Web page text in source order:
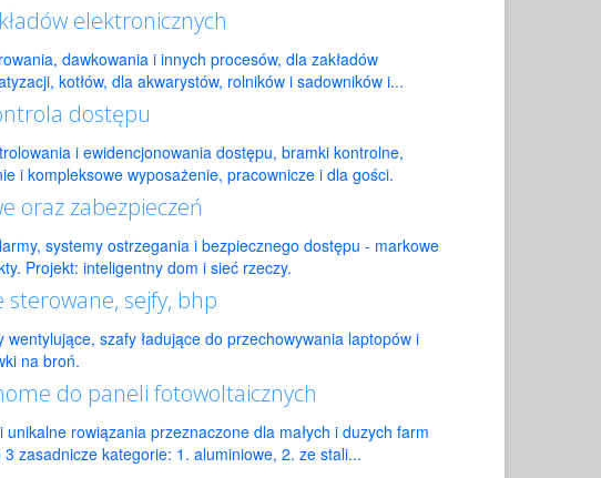
elektronicznych
dawkowania i innych procesów, dla zakładów
kotłów, dla akwarystów, rolników i sadowników i...
dostępu
i ewidencjonowania dostępu, bramki kontrolne,
i kompleksowe wyposażenie, pracownicze i dla gości.
oraz zabezpieczeń
systemy ostrzegania i bezpiecznego dostępu - markowe
Projekt: inteligentny dom i sieć rzeczy.
sterowane, sejfy, bhp
szafy ładujące do przechowywania laptopów i
na broń.
do paneli fotowoltaicznych
rowiązania przeznaczone dla małych i duzych farm
zasadnicze kategorie: 1. aluminiowe, 2. ze stali...